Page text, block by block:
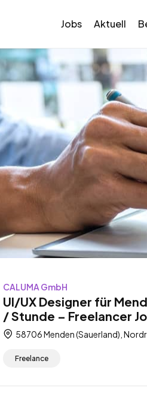
Jobs Aktuell
CALUMA GmbH
UI/UX Designer für
/ Stunde – Freelancer
58706 Menden (Sauerland),
Freelance